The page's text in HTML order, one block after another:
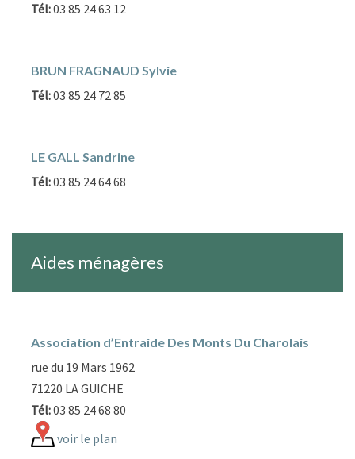
Tél:03 85 24 63 12
BRUN FRAGNAUD Sylvie
Tél:03 85 24 72 85
LE GALL Sandrine
Tél:03 85 24 64 68
Aides ménagères
Association d’Entraide Des Monts Du Charolais
rue du 19 Mars 1962
71220 LA GUICHE
Tél:03 85 24 68 80
voir le plan